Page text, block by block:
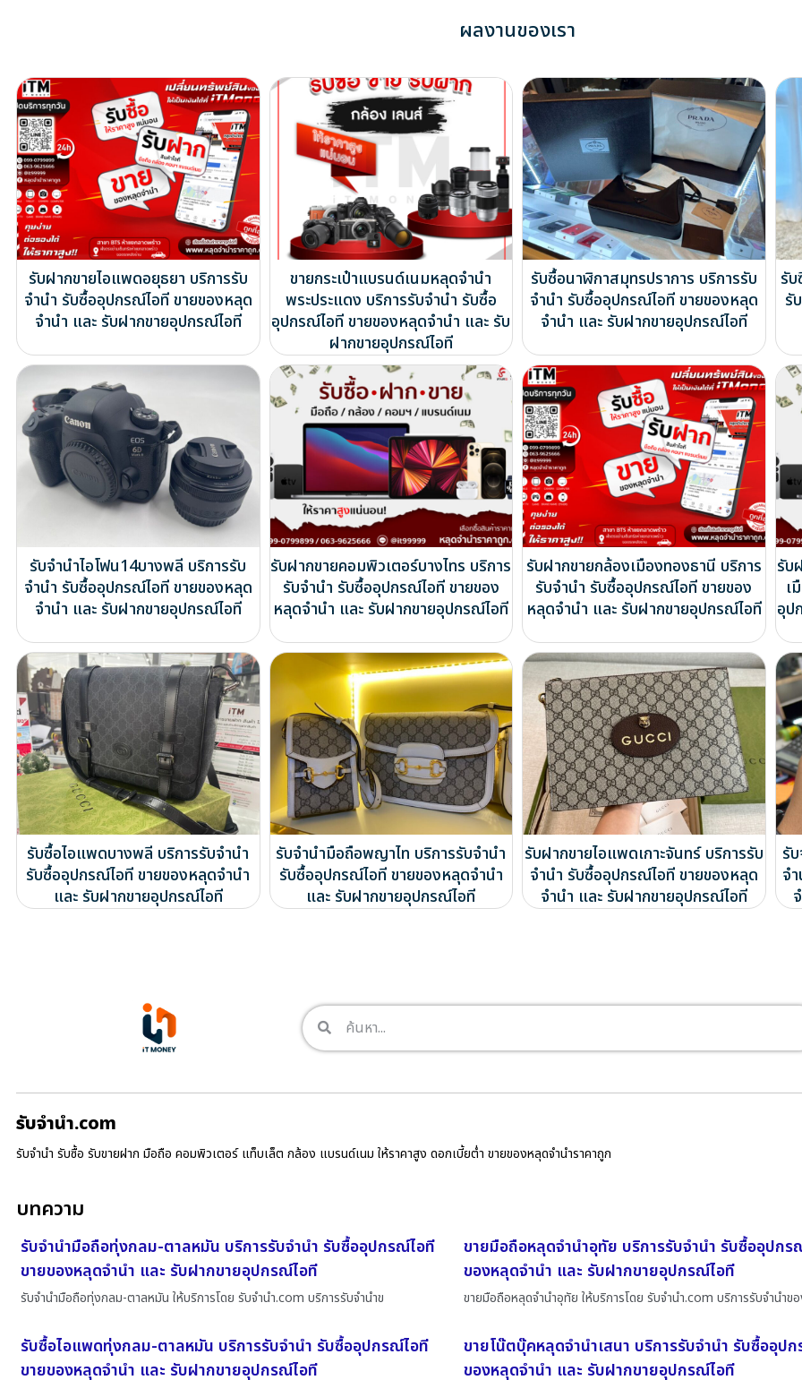
ผลงานของเรา
รับฝากขายไอแพดอยุธยา บริการรับ
จำนำ รับซื้ออุปกรณ์ไอที ขายของหลุด
จำนำ และ รับฝากขายอุปกรณ์ไอที
ขายกระเป๋าแบรนด์เนมหลุดจำนำ
พระประแดง บริการรับจำนำ รับซื้อ
อุปกรณ์ไอที ขายของหลุดจำนำ และ รับ
ฝากขายอุปกรณ์ไอที
รับซื้อนาฬิกาสมุทรปราการ บริการรับ
จำนำ รับซื้ออุปกรณ์ไอที ขายของหลุด
จำนำ และ รับฝากขายอุปกรณ์ไอที
รั
รั
รับจำนำไอโฟน14บางพลี บริการรับ
จำนำ รับซื้ออุปกรณ์ไอที ขายของหลุด
จำนำ และ รับฝากขายอุปกรณ์ไอที
รับฝากขายคอมพิวเตอร์บางไทร บริการ
รับจำนำ รับซื้ออุปกรณ์ไอที ขายของ
หลุดจำนำ และ รับฝากขายอุปกรณ์ไอที
รับฝากขายกล้องเมืองทองธานี บริการ
รับจำนำ รับซื้ออุปกรณ์ไอที ขายของ
หลุดจำนำ และ รับฝากขายอุปกรณ์ไอที
รับ
เ
อุป
รับซื้อไอแพดบางพลี บริการรับจำนำ
รับซื้ออุปกรณ์ไอที ขายของหลุดจำนำ
และ รับฝากขายอุปกรณ์ไอที
รับจำนำมือถือพญาไท บริการรับจำนำ
รับซื้ออุปกรณ์ไอที ขายของหลุดจำนำ
และ รับฝากขายอุปกรณ์ไอที
รับฝากขายไอแพดเกาะจันทร์ บริการรับ
จำนำ รับซื้ออุปกรณ์ไอที ขายของหลุด
จำนำ และ รับฝากขายอุปกรณ์ไอที
รั
จ
รับจํานํา.com
รับจำนำ รับซื้อ รับขายฝาก มือถือ คอมพิวเตอร์ แท็บเล็ต กล้อง แบรนด์เนม ให้ราคาสูง ดอกเบี้ยต่ำ ขายของหลุดจำนำราคาถูก
บทความ
รับจำนำมือถือทุ่งกลม-ตาลหมัน บริการรับจำนำ รับซื้ออุปกรณ์ไอที
ขายของหลุดจำนำ และ รับฝากขายอุปกรณ์ไอที
รับจำนำมือถือทุ่งกลม-ตาลหมัน ให้บริการโดย รับจํานํา.com บริการรับจำนำข
ขายมือถือหลุดจำนำอุทัย บริการรับจำนำ รับซื้ออุปกร
ของหลุดจำนำ และ รับฝากขายอุปกรณ์ไอที
ขายมือถือหลุดจำนำอุทัย ให้บริการโดย รับจํานํา.com บริการรับจำนำข
รับซื้อไอแพดทุ่งกลม-ตาลหมัน บริการรับจำนำ รับซื้ออุปกรณ์ไอที
ขายของหลุดจำนำ และ รับฝากขายอุปกรณ์ไอที
ขายโน๊ตบุ๊คหลุดจำนำเสนา บริการรับจำนำ รับซื้ออุป
ของหลุดจำนำ และ รับฝากขายอุปกรณ์ไอที